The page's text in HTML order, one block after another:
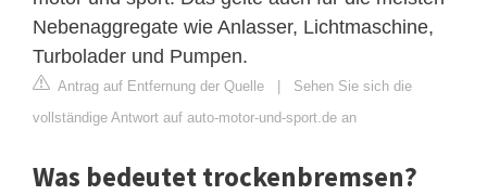
Nebenaggregate wie Anlasser, Lichtmaschine,
Turbolader und Pumpen.
Antrag auf Entfernung der Quelle | Sehen Sie sich die
vollständige Antwort auf auto-motor-und-sport.de an
Was bedeutet trockenbremsen?